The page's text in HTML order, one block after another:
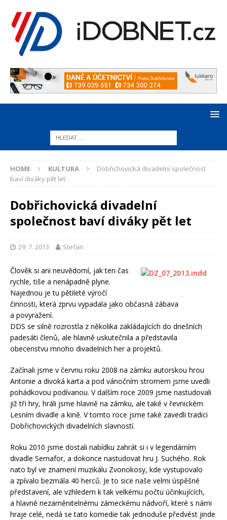
HOME KULTURA
Dobřichovická divadelní společnost
baví diváky pět let
Dobřichovická divadelní
společnost baví diváky pět let
29. 7. 2013 Stefan
Člověk si ani neuvědomí, jak ten čas
rychle, tiše a nenápadně plyne.
Najednou je tu pětileté výročí
činnosti, která zprvu vypadala jako občasná zábava
a povyražení.
DDS se silně rozrostla z několika zakládajících do dnešních
padesáti členů, ale hlavně uskutečnila a představila
obecenstvu mnoho divadelních her a projektů.
Začínali jsme v červnu roku 2008 na zámku autorskou hrou
Antonie a divoká karta a pod vánočním stromem jsme uvedli
pohádkovou podívanou. V dalším roce 2009 jsme nastudovali
již tři hry, hráli jsme hlavně na zámku, ale také v řevnickém
Lesním divadle a kině. V tomto roce jsme také zavedli tradici
Dobřichovických divadelních slavností.
Roku 2010 jsme dostali nabídku zahrát si i v legendárním
divadle Semafor, a dokonce nastudovat hru J. Suchého. Rok
nato byl ve znamení muzikálu Zvonokosy, kde vystupovalo
a zpívalo bezmála 40 herců. Je to sice naše velmi úspěšné
představení, ale vzhledem k tak velkému počtu účinkujících,
a hlavně nezaměnitelnému zámeckému nádvoří, které s námi
hraje celé, nedá se tato komedie tak jednoduše předvést jinde